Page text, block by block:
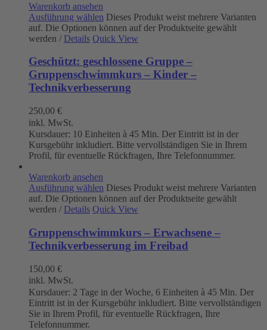
Warenkorb ansehen
Ausführung wählen Dieses Produkt weist mehrere Varianten
auf. Die Optionen können auf der Produktseite gewählt
werden / Details Quick View
Geschützt: geschlossene Gruppe –
Gruppenschwimmkurs – Kinder –
Technikverbesserung
250,00 €
inkl. MwSt.
Kursdauer: 10 Einheiten à 45 Min. Der Eintritt ist in der
Kursgebühr inkludiert. Bitte vervollständigen Sie in Ihrem
Profil, für eventuelle Rückfragen, Ihre Telefonnummer.
Warenkorb ansehen
Ausführung wählen Dieses Produkt weist mehrere Varianten
auf. Die Optionen können auf der Produktseite gewählt
werden / Details Quick View
Gruppenschwimmkurs – Erwachsene –
Technikverbesserung im Freibad
150,00 €
inkl. MwSt.
Kursdauer: 2 Tage in der Woche, 6 Einheiten à 45 Min. Der
Eintritt ist in der Kursgebühr inkludiert. Bitte vervollständigen
Sie in Ihrem Profil, für eventuelle Rückfragen, Ihre
Telefonnummer.